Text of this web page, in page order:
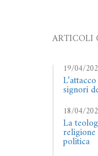
ARTICOLI
19/04/
signori
18/04/
La
politica